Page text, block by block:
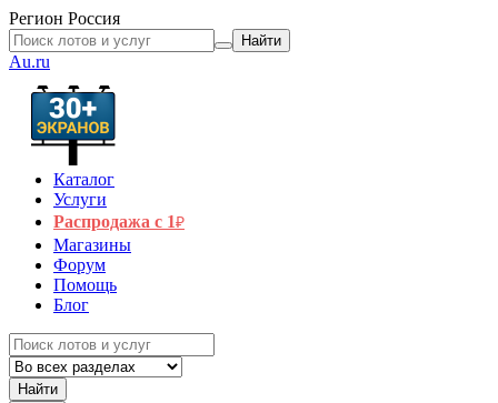
Регион Россия
Найти
Au.ru
Каталог
Услуги
Распродажа с 1₽
Магазины
Форум
Помощь
Блог
Найти